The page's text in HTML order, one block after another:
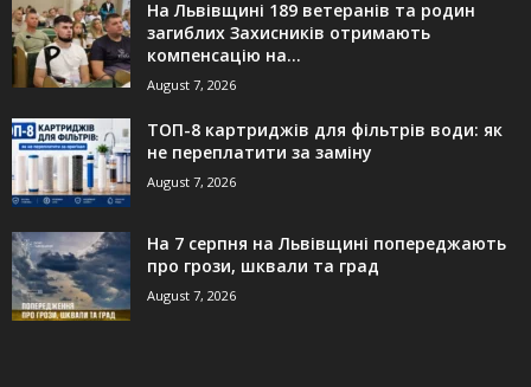
На Львівщині 189 ветеранів та родин
загиблих Захисників отримають
компенсацію на...
August 7, 2026
ТОП-8 картриджів для фільтрів води: як
не переплатити за заміну
August 7, 2026
На 7 серпня на Львівщині попереджають
про грози, шквали та град
August 7, 2026